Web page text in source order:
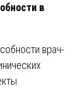
в
врач-